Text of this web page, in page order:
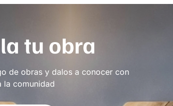
tu obra
de obras y dalos a conocer con
la comunidad